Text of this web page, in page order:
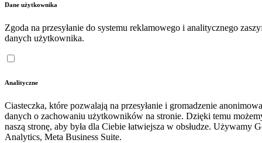
Dane użytkownika
Zgoda na przesyłanie do systemu reklamowego i analitycznego
danych użytkownika.
Analityczne
Ciasteczka, które pozwalają na przesyłanie i gromadzenie
danych o zachowaniu użytkowników na stronie. Dzięki temu
naszą stronę, aby była dla Ciebie łatwiejsza w obsłudze. Używamy
Analytics, Meta Business Suite.